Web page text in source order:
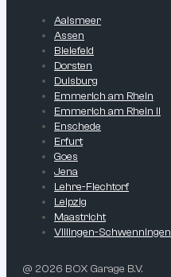
Aalsmeer
Assen
Bielefeld
Dorsten
Duisburg
Emmerich am Rhein
Emmerich am Rhein II
Enschede
Erfurt
Goes
Jena
Lehre-Flechtorf
Leipzig
Maastricht
Villingen-Schwenningen
@ 2026 BOX Garage B.V.